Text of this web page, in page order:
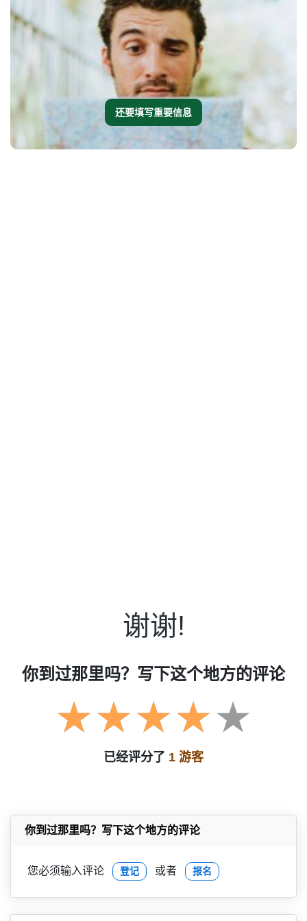
还要填写重要信息
谢谢!
你到过那里吗？写下这个地方的评论
已经评分了 1 游客
你到过那里吗？写下这个地方的评论
您必须输入评论 登记 或者 报名